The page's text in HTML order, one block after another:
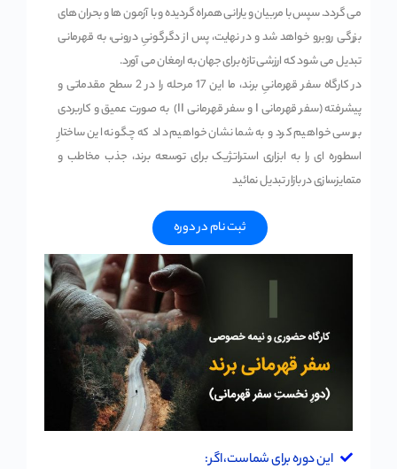
می گردد. سپس با مربیان و یارانی همراه گردیده و با آزمون ها و بحران های
بزرگی روبرو خواهد شد و در نهایت، پس از دگرگونیِ درونی، به قهرمانی
تبدیل می شود که ارزشی تازه برای جهان به ارمغان می آورد.
در کارگاه سفر قهرمانیِ برند، ما این 17 مرحله را در 2 سطح مقدماتی و
پیشرفته (سفر قهرمانی I و سفر قهرمانی II) به صورت عمیق و کاربردی
بررسی خواهیم کرد و به شما نشان خواهیم داد که چگونه این ساختارِ
اسطوره ای را به ابزاری استراتژیک برای توسعه برند، جذب مخاطب و
متمایزسازی در بازار تبدیل نمائید
ثبت نام در دوره
این دوره برای شماست، اگر :